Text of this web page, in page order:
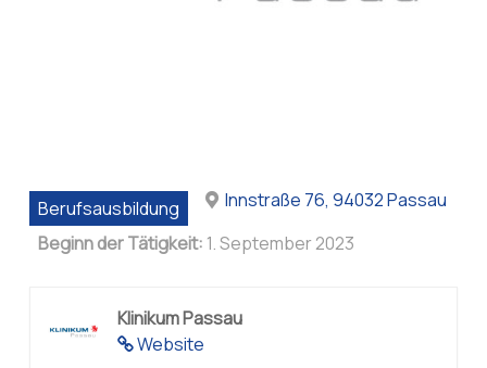
Berufsausbildung
Innstraße 76, 94032 Passau
Beginn der Tätigkeit: 1. September 2023
Website
Klinikum Passau